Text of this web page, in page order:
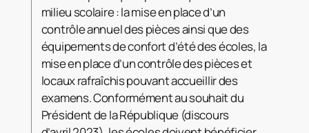
milieu scolaire : la mise en place d’un
contrôle annuel des pièces ainsi que des
équipements de confort d’été des écoles, la
mise en place d’un contrôle des pièces et
locaux rafraîchis pouvant accueillir des
examens. Conformément au souhait du
Président de la République (discours